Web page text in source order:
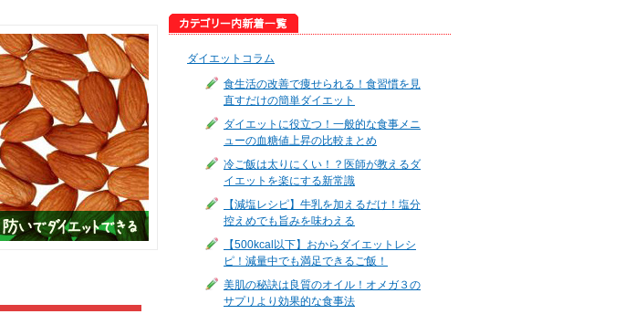
ダイエットコラム
食生活の改善で痩せられる！食習慣を見
直すだけの簡単ダイエット
ダイエットに役立つ！一般的な食事メニ
ューの血糖値上昇の比較まとめ
冷ご飯は太りにくい！？医師が教えるダ
イエットを楽にする新常識
【減塩レシピ】牛乳を加えるだけ！塩分
控えめでも旨みを味わえる
【500kcal以下】おからダイエットレシ
ピ！減量中でも満足できるご飯！
美肌の秘訣は良質のオイル！オメガ３の
サプリより効果的な食事法